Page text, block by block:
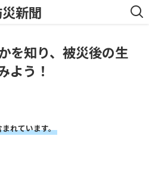
新聞
を知り、被災後の生
よう！
れています。